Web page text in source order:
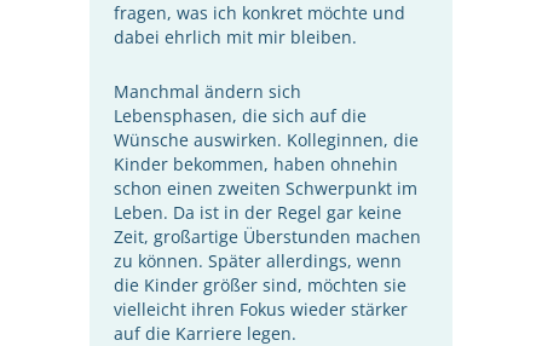
fragen, was ich konkret möchte und
dabei ehrlich mit mir bleiben.
Manchmal ändern sich
Lebensphasen, die sich auf die
Wünsche auswirken. Kolleginnen, die
Kinder bekommen, haben ohnehin
schon einen zweiten Schwerpunkt im
Leben. Da ist in der Regel gar keine
Zeit, großartige Überstunden machen
zu können. Später allerdings, wenn
die Kinder größer sind, möchten sie
vielleicht ihren Fokus wieder stärker
auf die Karriere legen.